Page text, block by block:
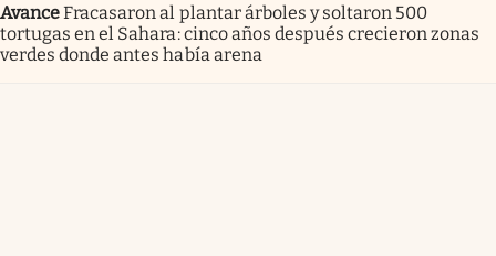
AvanceFracasaron al plantar árboles y soltaron 500
tortugas en el Sahara: cinco años después crecieron zonas
verdes donde antes había arena